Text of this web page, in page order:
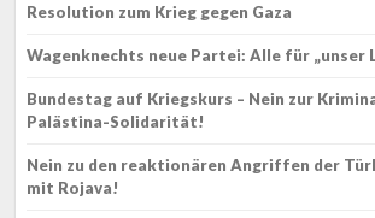
Resolution zum Krieg gegen Gaza
Wagenknechts neue Partei: Alle für „unser
Bundestag auf Kriegskurs – Nein zur
Palästina-Solidarität!
Nein zu den reaktionären Angriffen der
mit Rojava!